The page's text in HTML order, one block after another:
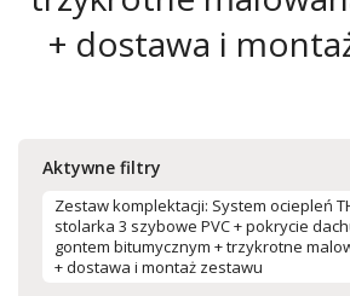
+ dostawa i
Aktywne filtry
Zestaw komplektacji: System ociepleń
stolarka 3 szybowe PVC + pokrycie
gontem bitumycznym + trzykrotne
+ dostawa i montaż zestawu